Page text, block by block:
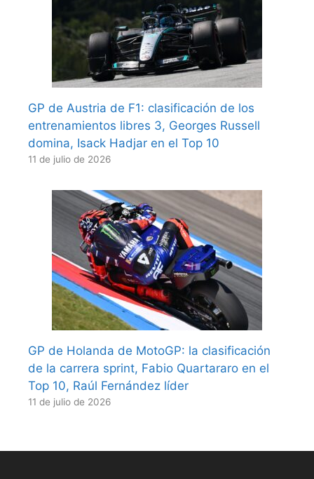
GP de Austria de F1: clasificación de los
entrenamientos libres 3, Georges Russell
domina, Isack Hadjar en el Top 10
11 de julio de 2026
GP de Holanda de MotoGP: la clasificación
de la carrera sprint, Fabio Quartararo en el
Top 10, Raúl Fernández líder
11 de julio de 2026